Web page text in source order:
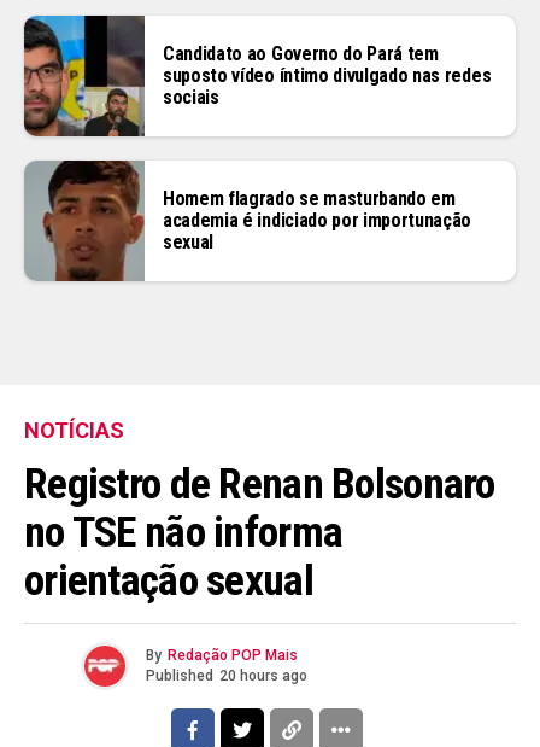
Candidato ao Governo do Pará tem
suposto vídeo íntimo divulgado nas redes
sociais
Homem flagrado se masturbando em
academia é indiciado por importunação
sexual
NOTÍCIAS
Registro de Renan Bolsonaro
no TSE não informa
orientação sexual
By Redação POP Mais
Published 20 hours ago